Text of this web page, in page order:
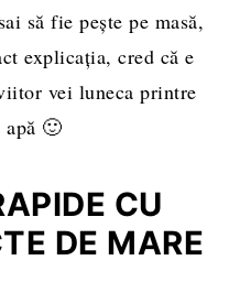
să fie pește pe masă,
explicația, cred că e
vei luneca printre
🙂
CU
DE MARE